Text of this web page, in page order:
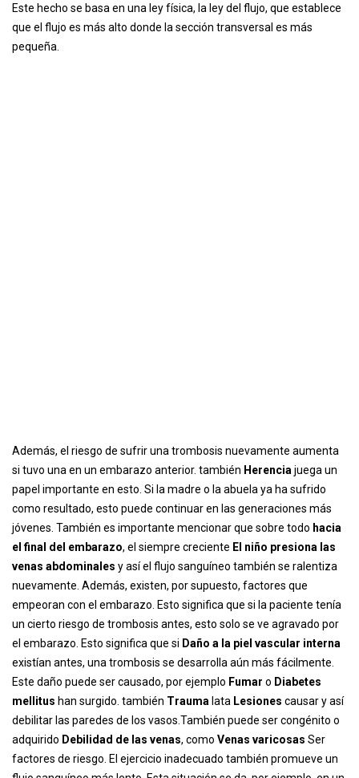
Este hecho se basa en una ley física, la ley del flujo, que establece
que el flujo es más alto donde la sección transversal es más
pequeña.
Además, el riesgo de sufrir una trombosis nuevamente aumenta
si tuvo una en un embarazo anterior. también Herencia juega un
papel importante en esto. Si la madre o la abuela ya ha sufrido
como resultado, esto puede continuar en las generaciones más
jóvenes. También es importante mencionar que sobre todo hacia
el final del embarazo, el siempre creciente El niño presiona las
venas abdominales y así el flujo sanguíneo también se ralentiza
nuevamente. Además, existen, por supuesto, factores que
empeoran con el embarazo. Esto significa que si la paciente tenía
un cierto riesgo de trombosis antes, esto solo se ve agravado por
el embarazo. Esto significa que si Daño a la piel vascular interna
existían antes, una trombosis se desarrolla aún más fácilmente.
Este daño puede ser causado, por ejemplo Fumar o Diabetes
mellitus han surgido. también Trauma lata Lesiones causar y así
debilitar las paredes de los vasos.También puede ser congénito o
adquirido Debilidad de las venas, como Venas varicosas Ser
factores de riesgo. El ejercicio inadecuado también promueve un